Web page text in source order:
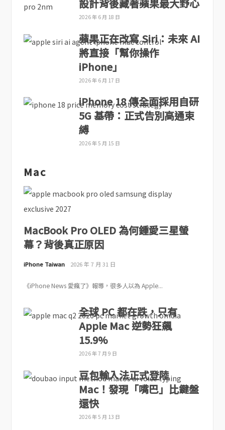
設計背後藏著蘋果最大野心
2026 年 6 月 18 日
蘋果正在改寫 Siri：未來 AI
將直接「幫你操作
iPhone」
2026 年 6 月 17 日
iPhone 18 傳全面採用自研
5G 基帶：正式告別高通束
縛
2026 年 5 月 15 日
Mac
MacBook Pro OLED 為何鍾愛三星螢
幕？背後真正原因
iPhone Taiwan 2026 年 7 月 31 日
《iPhone News 愛瘋了》報導，很多人以為 Apple...
全球 PC 都在跌，只有
Apple Mac 逆勢狂飆
15.9%
2026 年 7 月 9 日
豆包輸入法正式登陸
Mac！發現「嘴巴」比鍵盤
還快
2026 年 5 月 13 日